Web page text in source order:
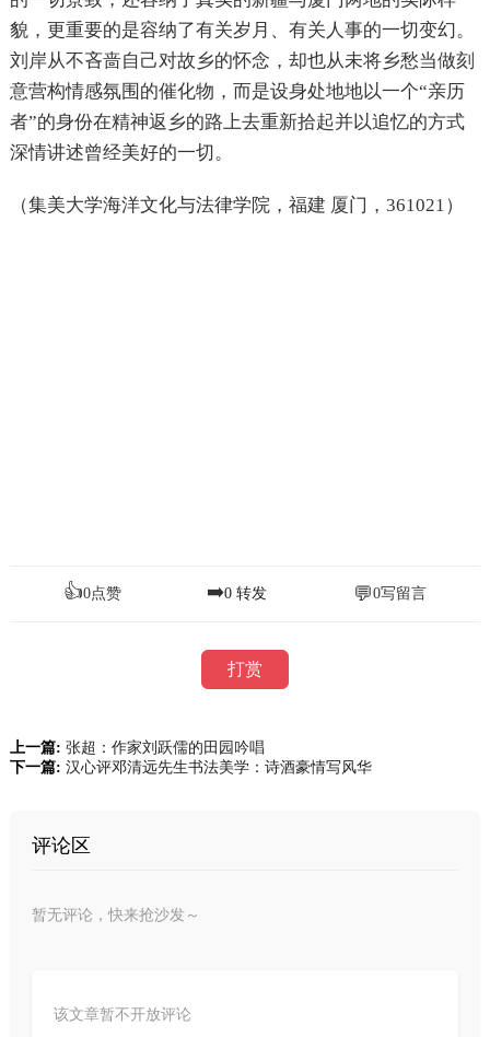
貌，更重要的是容纳了有关岁月、有关人事的一切变幻。
刘岸从不吝啬自己对故乡的怀念，却也从未将乡愁当做刻
意营构情感氛围的催化物，而是设身处地地以一个“亲历
者”的身份在精神返乡的路上去重新拾起并以追忆的方式
深情讲述曾经美好的一切。
（集美大学海洋文化与法律学院，福建 厦门，361021）
👍0点赞 ➡️0 转发 💬0写留言
打赏
上一篇: 张超：作家刘跃儒的田园吟唱
下一篇: 汉心评邓清远先生书法美学：诗酒豪情写风华
评论区
暂无评论，快来抢沙发～
该文章暂不开放评论